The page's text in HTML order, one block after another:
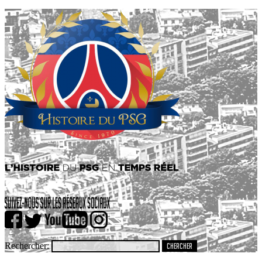
Rechercher: